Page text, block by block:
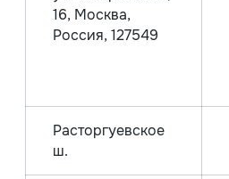
16, Москва,
Россия, 127549
Расторгуевское
ш.